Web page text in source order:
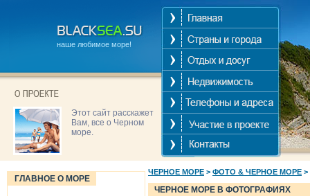
наше любимое море!
Этот сайт расскажет
Вам, все о Черном
море.
ГЛАВНОЕ О МОРЕ
ЧЕРНОЕ МОРЕ > ФОТО & ЧЕРНОЕ МОРЕ >
ЧЕРНОЕ МОРЕ В ФОТОГРАФИЯХ